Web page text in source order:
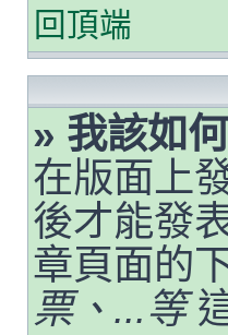
回頂端
» 我該如
在版面上
後才能發
章頁面的
票、...等